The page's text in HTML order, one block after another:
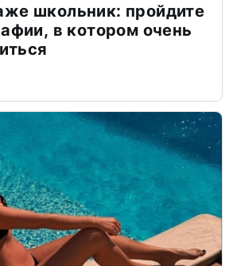
школьник: пройдите
в котором очень